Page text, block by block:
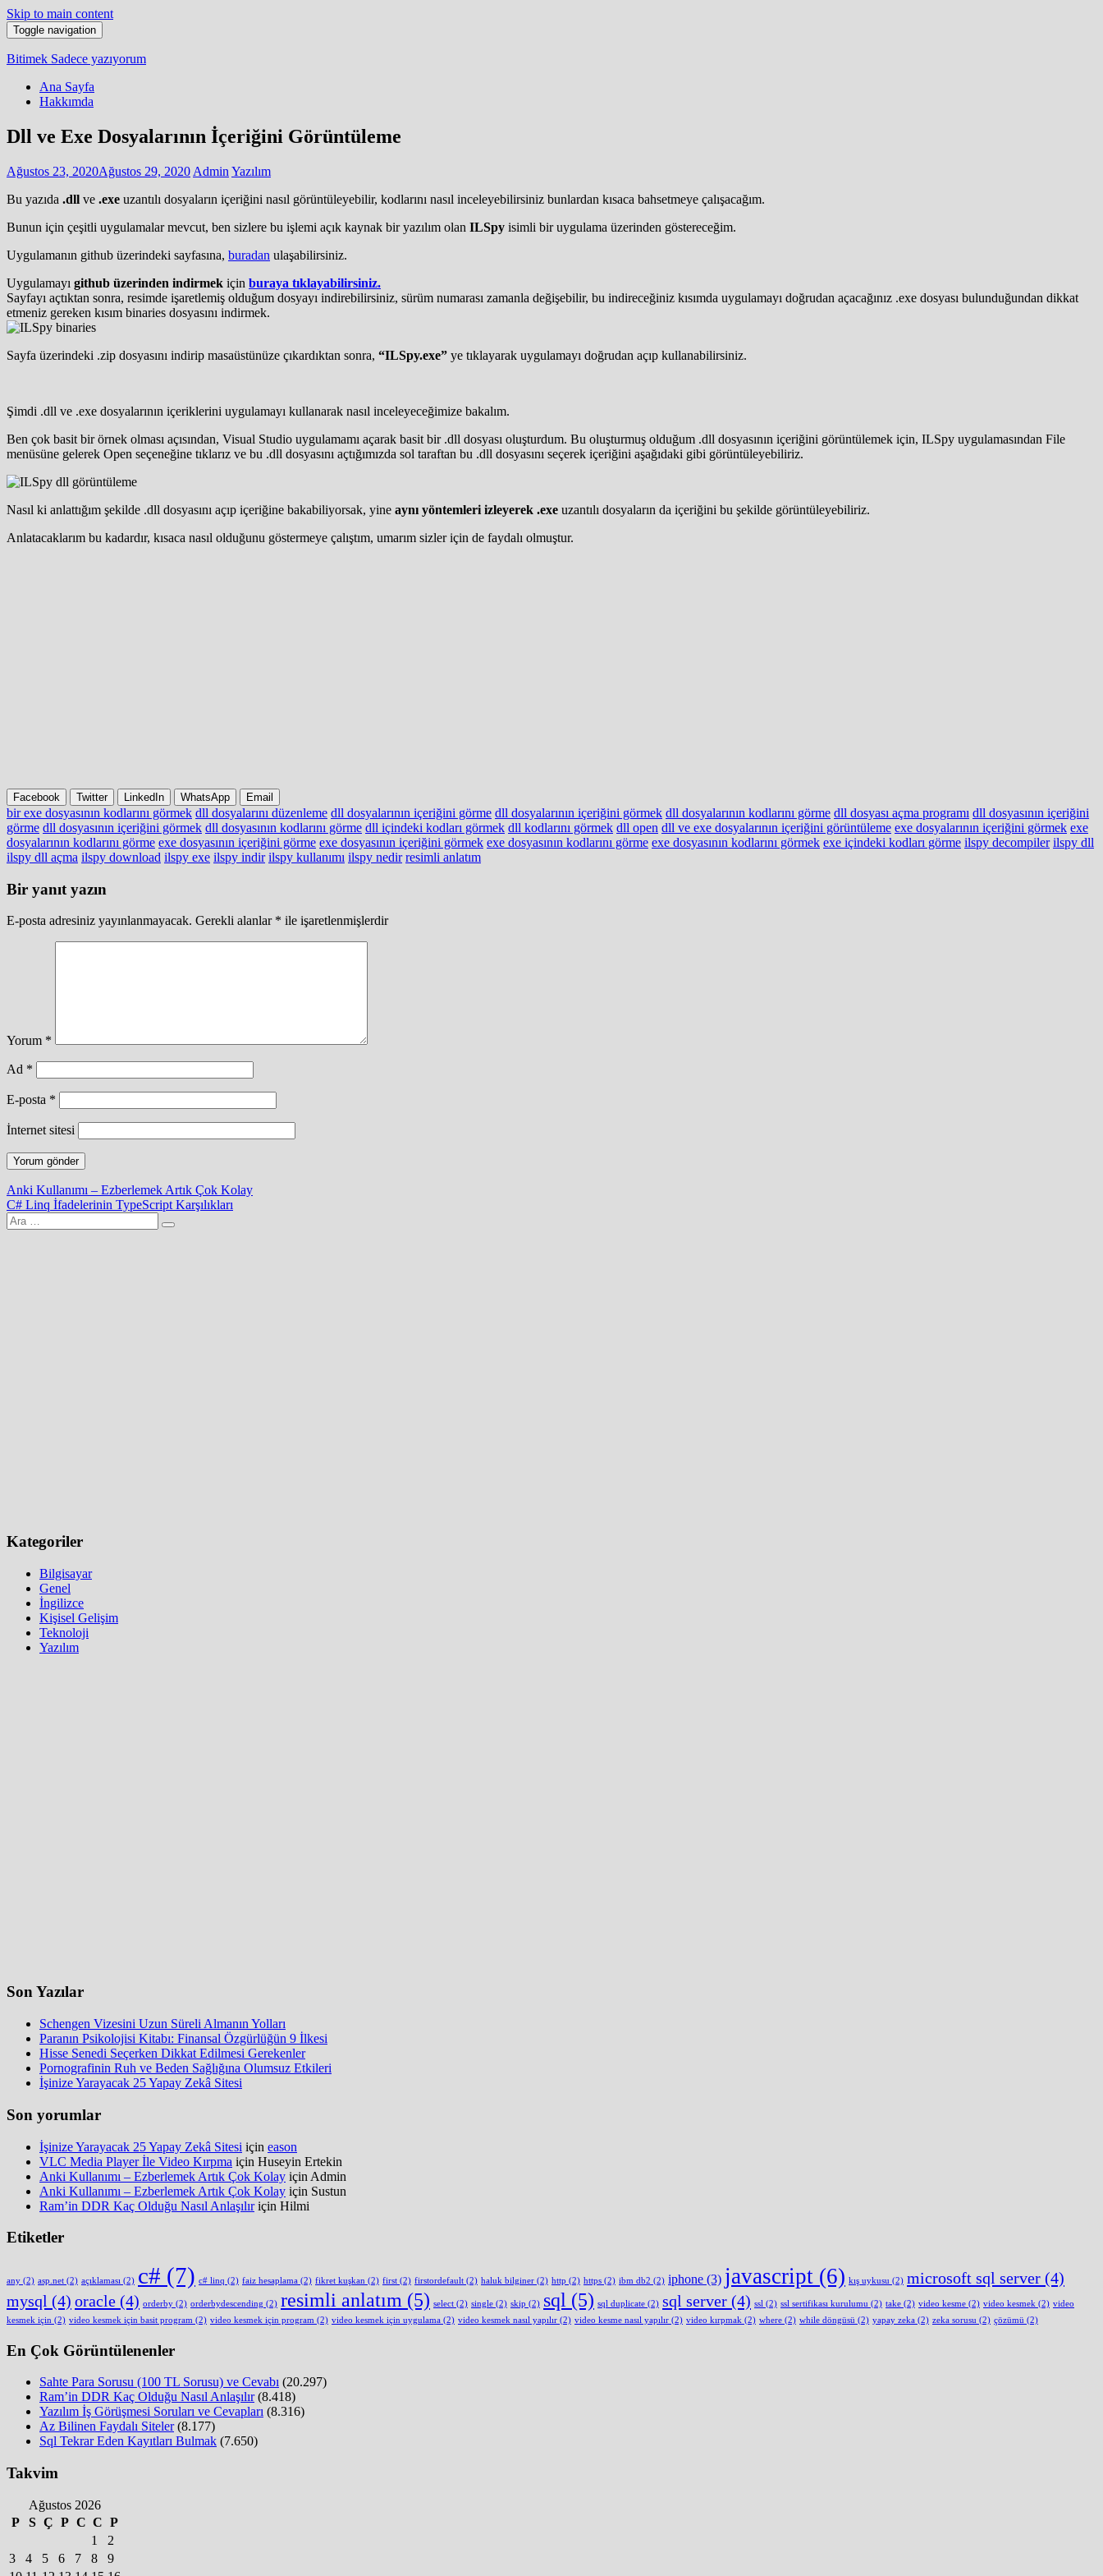
Skip to main content
Toggle navigation
Bitimek Sadece yazıyorum
Ana Sayfa
Hakkımda
Dll ve Exe Dosyalarının İçeriğini Görüntüleme
Ağustos 23, 2020Ağustos 29, 2020 Admin Yazılım
Bu yazıda .dll ve .exe uzantılı dosyaların içeriğini nasıl görüntüleyebilir, kodlarını nasıl inceleyebilirsiniz bunlardan kısaca bahsetmeye çalışacağım.
Bunun için çeşitli uygulamalar mevcut, ben sizlere bu işlemi açık kaynak bir yazılım olan ILSpy isimli bir uygulama üzerinden göstereceğim.
Uygulamanın github üzerindeki sayfasına, buradan ulaşabilirsiniz.
Uygulamayı github üzerinden indirmek için buraya tıklayabilirsiniz.
Sayfayı açtıktan sonra, resimde işaretlemiş olduğum dosyayı indirebilirsiniz, sürüm numarası zamanla değişebilir, bu indireceğiniz kısımda uygulamayı doğrudan açacağınız .exe dosyası bulunduğundan dikkat
etmeniz gereken kısım binaries dosyasını indirmek.
Sayfa üzerindeki .zip dosyasını indirip masaüstünüze çıkardıktan sonra, “ILSpy.exe” ye tıklayarak uygulamayı doğrudan açıp kullanabilirsiniz.
Şimdi .dll ve .exe dosyalarının içeriklerini uygulamayı kullanarak nasıl inceleyeceğimize bakalım.
Ben çok basit bir örnek olması açısından, Visual Studio uygulamamı açarak basit bir .dll dosyası oluşturdum. Bu oluşturmuş olduğum .dll dosyasının içeriğini görüntülemek için, ILSpy uygulamasından File
menüsüne gelerek Open seçeneğine tıklarız ve bu .dll dosyasını açtığımızda sol taraftan bu .dll dosyasını seçerek içeriğini aşağıdaki gibi görüntüleyebiliriz.
Nasıl ki anlattığım şekilde .dll dosyasını açıp içeriğine bakabiliyorsak, yine aynı yöntemleri izleyerek .exe uzantılı dosyaların da içeriğini bu şekilde görüntüleyebiliriz.
Anlatacaklarım bu kadardır, kısaca nasıl olduğunu göstermeye çalıştım, umarım sizler için de faydalı olmuştur.
Facebook Twitter LinkedIn WhatsApp Email
bir exe dosyasının kodlarını görmek dll dosyalarını düzenleme dll dosyalarının içeriğini görme dll dosyalarının içeriğini görmek dll dosyalarının kodlarını görme dll dosyası açma programı dll dosyasının içeriğini
görme dll dosyasının içeriğini görmek dll dosyasının kodlarını görme dll içindeki kodları görmek dll kodlarını görmek dll open dll ve exe dosyalarının içeriğini görüntüleme exe dosyalarının içeriğini görmek exe
dosyalarının kodlarını görme exe dosyasının içeriğini görme exe dosyasının içeriğini görmek exe dosyasının kodlarını görme exe dosyasının kodlarını görmek exe içindeki kodları görme ilspy decompiler ilspy dll
ilspy dll açma ilspy download ilspy exe ilspy indir ilspy kullanımı ilspy nedir resimli anlatım
Bir yanıt yazın
E-posta adresiniz yayınlanmayacak. Gerekli alanlar * ile işaretlenmişlerdir
Yorum *
Ad *
E-posta *
İnternet sitesi
Yazı
gezinmesi
Anki Kullanımı – Ezberlemek Artık Çok Kolay
C# Linq İfadelerinin TypeScript Karşılıkları
Arama
yap:
Kategoriler
Bilgisayar
Genel
İngilizce
Kişisel Gelişim
Teknoloji
Yazılım
Son Yazılar
Schengen Vizesini Uzun Süreli Almanın Yolları
Paranın Psikolojisi Kitabı: Finansal Özgürlüğün 9 İlkesi
Hisse Senedi Seçerken Dikkat Edilmesi Gerekenler
Pornografinin Ruh ve Beden Sağlığına Olumsuz Etkileri
İşinize Yarayacak 25 Yapay Zekâ Sitesi
Son yorumlar
İşinize Yarayacak 25 Yapay Zekâ Sitesi için eason
VLC Media Player İle Video Kırpma için Huseyin Ertekin
Anki Kullanımı – Ezberlemek Artık Çok Kolay için Admin
Anki Kullanımı – Ezberlemek Artık Çok Kolay için Sustun
Ram’in DDR Kaç Olduğu Nasıl Anlaşılıriçin Hilmi
Etiketler
any (2) asp.net (2) açıklaması (2) c# (7) c# linq (2) faiz hesaplama (2) fikret kuşkan (2) first (2) firstordefault (2) haluk bilginer (2) http (2) https (2) ibm db2 (2) iphone (3) javascript (6) kış uykusu (2) microsoft sql server (4)
mysql (4) oracle (4) orderby (2) orderbydescending (2) resimli anlatım (5) select (2) single (2) skip (2) sql (5) sql duplicate (2) sql server (4) ssl (2) ssl sertifikası kurulumu (2) take (2) video kesme (2) video kesmek (2) video
kesmek için (2) video kesmek için basit program (2) video kesmek için program (2) video kesmek için uygulama (2) video kesmek nasıl yapılır (2) video kesme nasıl yapılır (2) video kırpmak (2) where (2) while döngüsü (2) yapay zeka (2) zeka sorusu (2) çözümü (2)
En Çok Görüntülenenler
Sahte Para Sorusu (100 TL Sorusu) ve Cevabı (20.297)
Ram’in DDR Kaç Olduğu Nasıl Anlaşılır (8.418)
Yazılım İş Görüşmesi Soruları ve Cevapları (8.316)
Az Bilinen Faydalı Siteler (8.177)
Sql Tekrar Eden Kayıtları Bulmak (7.650)
Takvim
Ağustos 2026
P
S Ç P C C P
1
2
3
4 5 6 7 8
9